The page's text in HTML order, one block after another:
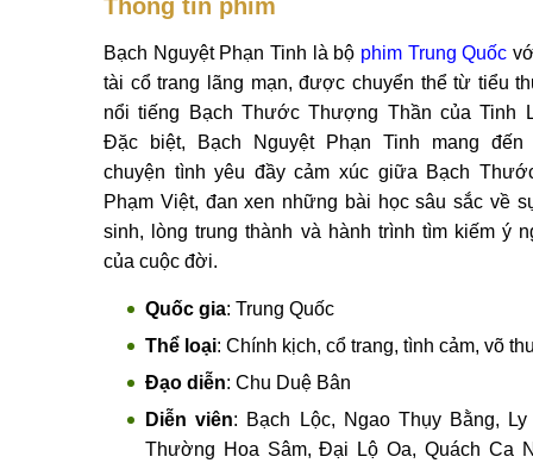
Thông tin phim
Bạch Nguyệt Phạn Tinh là bộ phim Trung Quốc
tài cổ trang lãng mạn, được chuyển thể từ tiểu
nổi tiếng Bạch Thước Thượng Thần của Tinh
Đặc biệt, Bạch Nguyệt Phạn Tinh mang đến
chuyện tình yêu đầy cảm xúc giữa Bạch
Phạm Việt, đan xen những bài học sâu sắc về
sinh, lòng trung thành và hành trình tìm kiếm ý
của cuộc đời.
Quốc gia: Trung Quốc
Thể loại: Chính kịch, cổ trang, tình cảm, võ
Đạo diễn: Chu Duệ Bân
Diễn viên: Bạch Lộc, Ngao Thụy Bằng,
Thường Hoa Sâm, Đại Lộ Oa, Quách Ca